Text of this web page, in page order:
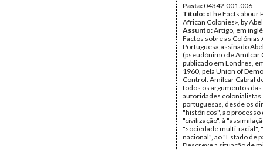
Pasta:04342.001.006
Título: «The Facts abour
African Colonies», by
Assunto:Artigo, em
Factos sobre as Colónias
Portuguesa,assinado
(pseudónimo de Amílcar
publicado em Londres,
1960, pela Union of
Control. Amílcar Cabral
todos os argumentos das
autoridades colonialistas
portuguesas, desde os
"históricos", ao processo
"civilização", à
"sociedade multi-racial",
nacional", ao "Estado de
Descreve a situação de